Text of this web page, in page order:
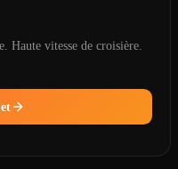
Haute vitesse de croisière.